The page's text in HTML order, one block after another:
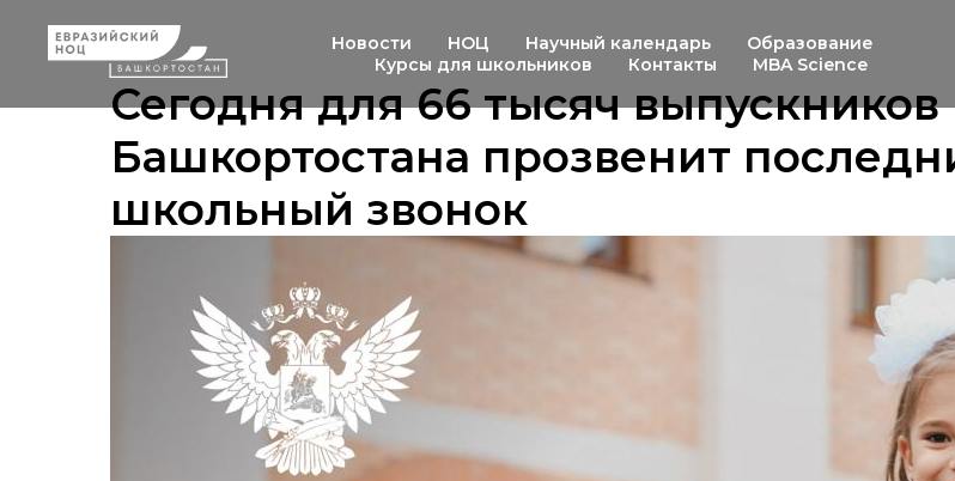
Новости НОЦ Научный календарь
Образование
Курсы для школьников
Контакты MBA Science
Сегодня для 66 тысяч выпускников
Башкортостана прозвенит
школьный звонок